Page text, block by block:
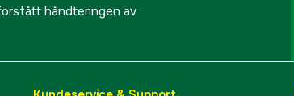
håndteringen av
Kundeservice & Support